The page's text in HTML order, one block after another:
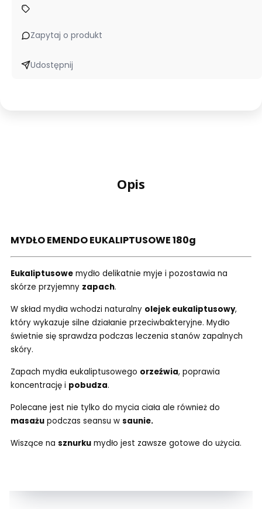
Zapytaj o produkt
Udostępnij
Opis
MYDŁO EMENDO EUKALIPTUSOWE 180g
Eukaliptusowe mydło delikatnie myje i pozostawia na
skórze przyjemny zapach.
W skład mydła wchodzi naturalny olejek eukaliptusowy,
który wykazuje silne działanie przeciwbakteryjne. Mydło
świetnie się sprawdza podczas leczenia stanów zapalnych
skóry.
Zapach mydła eukaliptusowego orzeźwia, poprawia
koncentrację i pobudza.
Polecane jest nie tylko do mycia ciała ale również do
masażu podczas seansu w saunie.
Wiszące na sznurku mydło jest zawsze gotowe do użycia.